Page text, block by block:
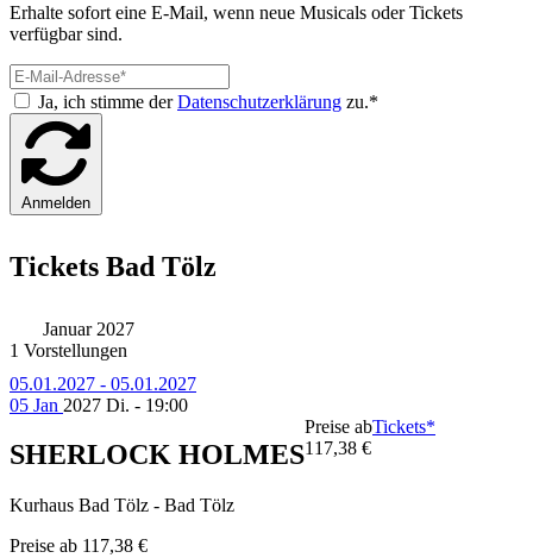
Erhalte sofort eine E-Mail, wenn neue Musicals oder Tickets
verfügbar sind.
Ja, ich stimme derDatenschutzerklärung zu.*
Anmelden
Tickets Bad Tölz
Januar 2027
1 Vorstellungen
05.01.2027 - 05.01.2027
05 Jan 2027 Di. - 19:00
SHERLOCK HOLMES
Kurhaus Bad Tölz - Bad Tölz
Preise ab 117,38 €
Preise ab
117,38 €
Tickets*